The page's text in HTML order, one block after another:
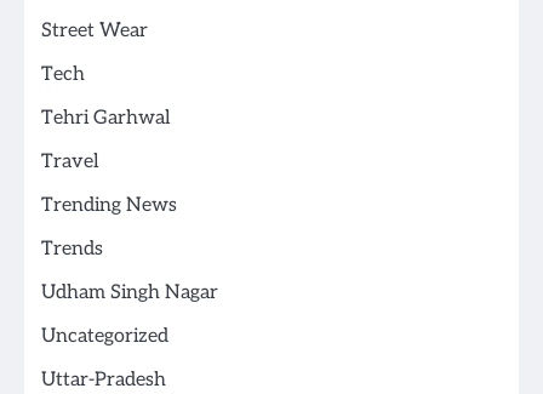
Street Wear
Tech
Tehri Garhwal
Travel
Trending News
Trends
Udham Singh Nagar
Uncategorized
Uttar-Pradesh